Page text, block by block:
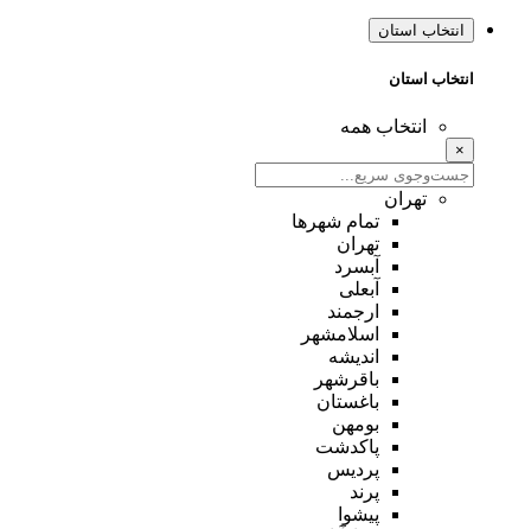
انتخاب استان
انتخاب استان
انتخاب همه
×
تهران
تمام شهر‌ها
تهران
آبسرد
آبعلی
ارجمند
اسلامشهر
اندیشه
باقرشهر
باغستان
بومهن
پاکدشت
پردیس
پرند
پیشوا